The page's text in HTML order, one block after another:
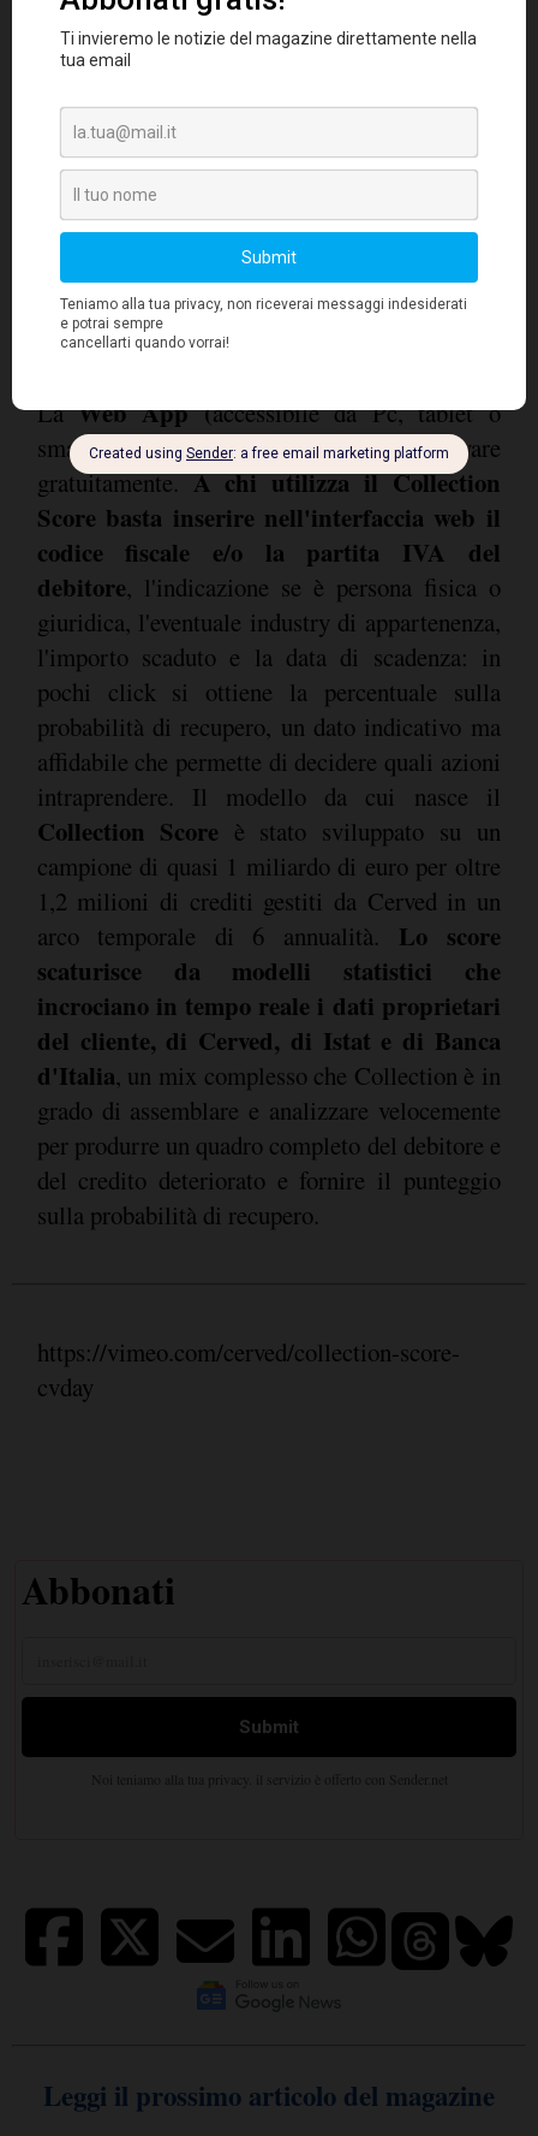
LaWeb App (accessibile da Pc, tablet o
smartphone) è già disponibile e si può provare
gratuitamente.A chi utilizza il Collection
Score basta inserire nell'interfaccia web il
codice fiscale e/o la partita IVA del
debitore, l'indicazione se è persona fisica o
giuridica, l'eventuale industry di appartenenza,
l'importo scaduto e la data di scadenza: in
pochi click si ottiene la percentuale sulla
probabilità di recupero, un dato indicativo ma
affidabile che permette di decidere quali azioni
intraprendere. Il modello da cui nasce il
Collection Score è stato sviluppato su un
campione di quasi 1 miliardo di euro per oltre
1,2 milioni di crediti gestiti da Cerved in un
arco temporale di 6 annualità. Lo score
scaturisce da modelli statistici che
incrociano in tempo reale i dati proprietari
del cliente, di Cerved, di Istat e di Banca
d'Italia, un mix complesso che Collection è in
grado di assemblare e analizzare velocemente
per produrre un quadro completo del debitore e
del credito deteriorato e fornire il punteggio
sulla probabilità di recupero.
https://vimeo.com/cerved/collection-score-
cvday
Leggi il prossimo articolo del magazine